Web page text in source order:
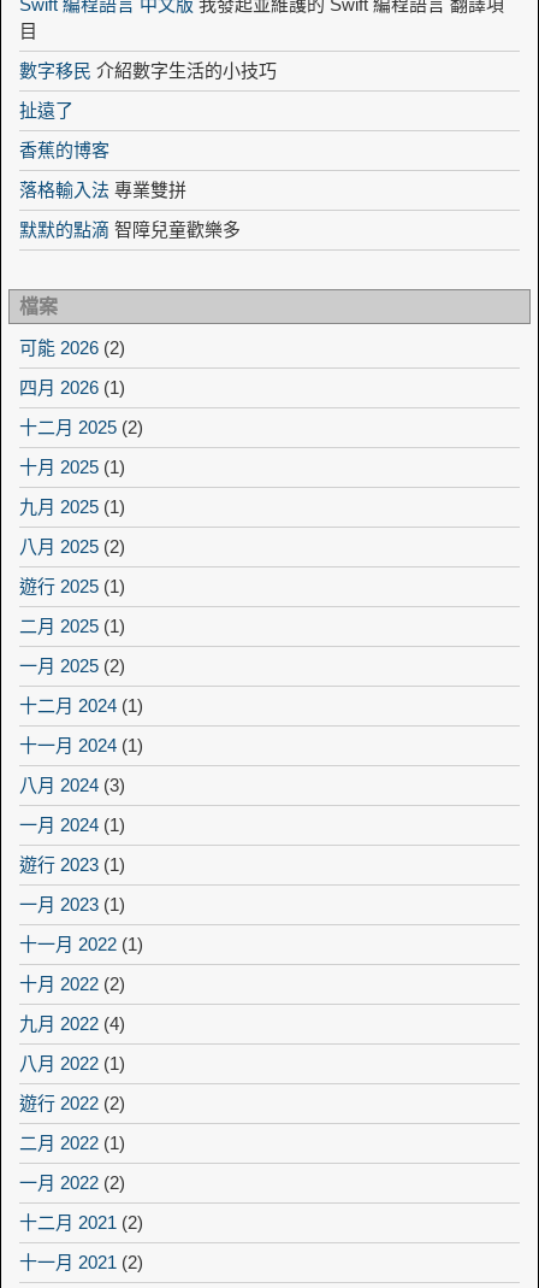
Swift 編程語言 中文版 我發起並維護的 Swift 編程語言 翻譯項
目
數字移民 介紹數字生活的小技巧
扯遠了
香蕉的博客
落格輸入法 專業雙拼
默默的點滴 智障兒童歡樂多
檔案
可能 2026 (2)
四月 2026 (1)
十二月 2025 (2)
十月 2025 (1)
九月 2025 (1)
八月 2025 (2)
遊行 2025 (1)
二月 2025 (1)
一月 2025 (2)
十二月 2024 (1)
十一月 2024 (1)
八月 2024 (3)
一月 2024 (1)
遊行 2023 (1)
一月 2023 (1)
十一月 2022 (1)
十月 2022 (2)
九月 2022 (4)
八月 2022 (1)
遊行 2022 (2)
二月 2022 (1)
一月 2022 (2)
十二月 2021 (2)
十一月 2021 (2)